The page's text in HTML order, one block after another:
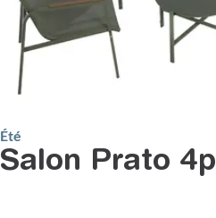
Été
Salon Prato 4p